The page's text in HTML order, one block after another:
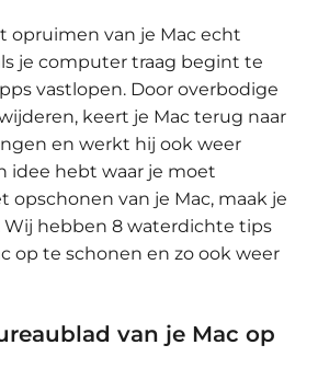
opruimen van je Mac echt
je computer traag begint te
vastlopen. Door overbodige
keert je Mac terug naar
en werkt hij ook weer
idee hebt waar je moet
van je Mac, maak je
Wij hebben 8 waterdichte tips
op te schonen en zo ook weer
van je Mac op